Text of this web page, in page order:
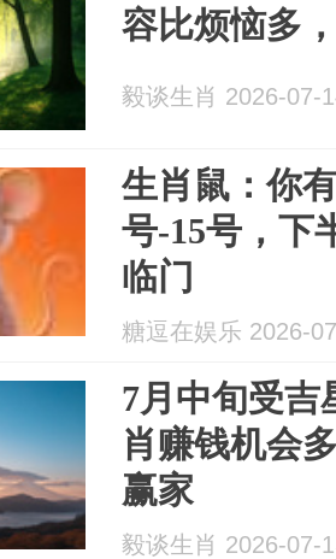
容比烦恼多
毅谈生肖 2026-07-
生肖鼠：你
号-15号，下
临门
糖逗在娱乐 2026-
7月中旬受吉
肖赚钱机会
赢家
毅谈生肖 2026-07-